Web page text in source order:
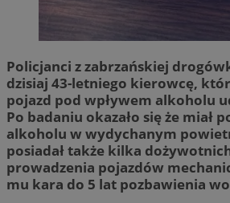
Policjanci z zabrzańskiej
dzisiaj 43-letniego kierowcę,
pojazd pod wpływem alkoholu
Po badaniu okazało się że miał
alkoholu w wydychanym
posiadał także kilka
prowadzenia pojazdów
mu kara do 5 lat pozbawienia